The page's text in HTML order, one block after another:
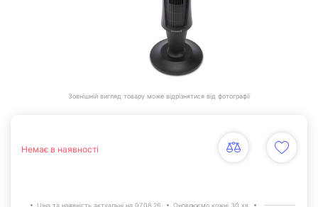
Зовнішній вигляд товару може відрізнятися від фотографії
Немає в наявності
Ціна та наявність актуальні на 07.08.26. Оновлюємо кожні 30 хв.